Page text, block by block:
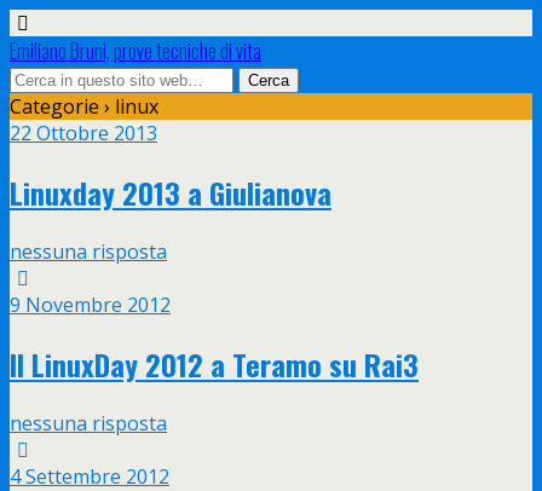
Emiliano Bruni, prove tecniche di vita
Categorie › linux
22 Ottobre 2013
Linuxday 2013 a Giulianova
nessuna risposta
9 Novembre 2012
Il LinuxDay 2012 a Teramo su Rai3
nessuna risposta
4 Settembre 2012